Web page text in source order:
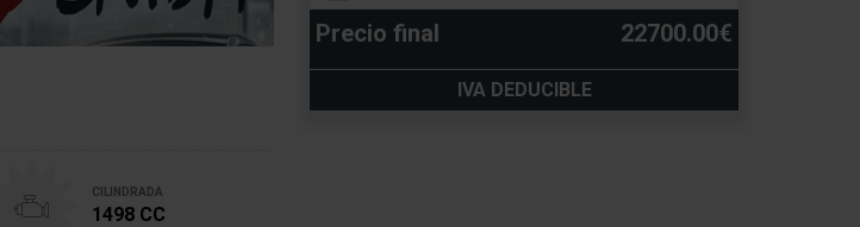
CILINDRADA
1498 CC
Precio final 22700.00€
IVA DEDUCIBLE